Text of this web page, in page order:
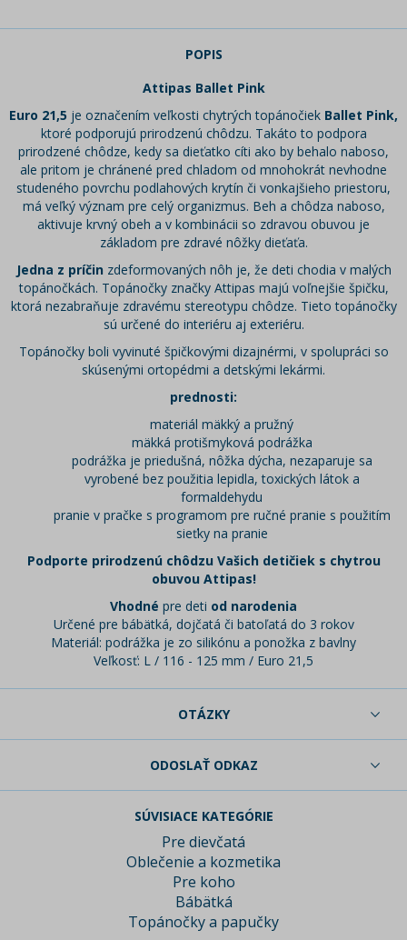
POPIS
Attipas Ballet Pink
Euro 21,5 je označením veľkosti chytrých topánočiek Ballet Pink,
ktoré podporujú prirodzenú chôdzu. Takáto to podpora
prirodzené chôdze, kedy sa dieťatko cíti ako by behalo naboso,
ale pritom je chránené pred chladom od mnohokrát nevhodne
studeného povrchu podlahových krytín či vonkajšieho priestoru,
má veľký význam pre celý organizmus. Beh a chôdza naboso,
aktivuje krvný obeh a v kombinácii so zdravou obuvou je
základom pre zdravé nôžky dieťaťa.
Jedna z príčinzdeformovaných nôh je, že deti chodia v malých
topánočkách. Topánočky značky Attipas majú voľnejšie špičku,
ktorá nezabraňuje zdravému stereotypu chôdze. Tieto topánočky
sú určené do interiéru aj exteriéru.
Topánočky boli vyvinuté špičkovými dizajnérmi, v spolupráci so
skúsenými ortopédmi a detskými lekármi.
prednosti:
materiál mäkký a pružný
mäkká protišmyková podrážka
podrážka je priedušná, nôžka dýcha, nezaparuje sa
vyrobené bez použitia lepidla, toxických látok a
formaldehydu
pranie v pračke s programom pre ručné pranie s použitím
sieťky na pranie
Podporte prirodzenú chôdzu Vašich detičiek s chytrou
obuvou Attipas!
Vhodné pre deti od narodenia
Určené pre bábätká, dojčatá či batoľatá do 3 rokov
Materiál: podrážka je zo silikónu a ponožka z bavlny
Veľkosť: L / 116 - 125 mm / Euro 21,5
OTÁZKY
ODOSLAŤ ODKAZ
SÚVISIACE KATEGÓRIE
Pre dievčatá
Oblečenie a kozmetika
Pre koho
Bábätká
Topánočky a papučky